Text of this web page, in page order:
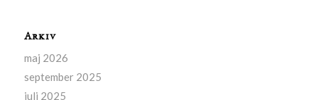
Arkiv
maj 2026
september 2025
juli 2025